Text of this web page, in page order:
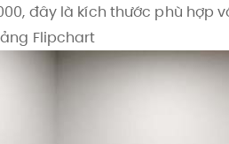
đây là kích thước phù hợp
Flipchart